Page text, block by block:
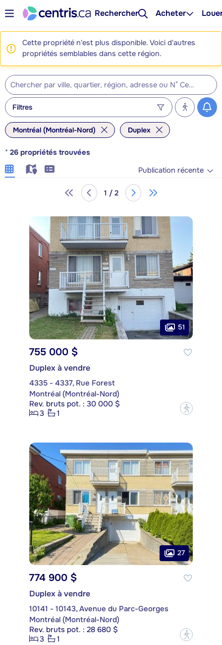
Rechercher Acheter
Cette propriété n'est plus disponible. Voici d'autres
propriétés semblables dans cette région.
Filtres
Montréal (Montréal-Nord) Duplex
* 26 propriétés trouvées
Publication récente
1 / 2
51
755 000 $
Duplex à vendre
4335 - 4337, Rue Forest
Montréal (Montréal-Nord)
Rev. bruts pot. : 30 000 $
3
1 ?
27
774 900 $
Duplex à vendre
10141 - 10143, Avenue du Parc-Georges
Montréal (Montréal-Nord)
Rev. bruts pot. : 28 680 $
3
1 ?